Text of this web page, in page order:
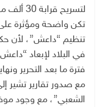
لتسريح
تكن واضحة ومؤثرة على
تنظيم “داعش”، لأن
في البلاد لإبعاد
فترة ما بعد التحرير
مع صدور تقارير تشير
الشعبي”، مع وجود